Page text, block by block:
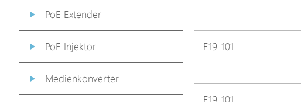
PoE Extender
PoE Injektor
Medienkonverter
E19-101
E19-101